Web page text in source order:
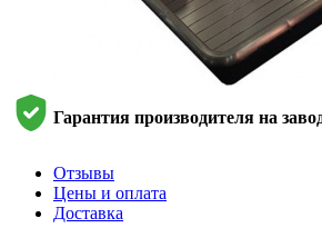
Гарантия производителя на
Отзывы
Цены и оплата
Доставка